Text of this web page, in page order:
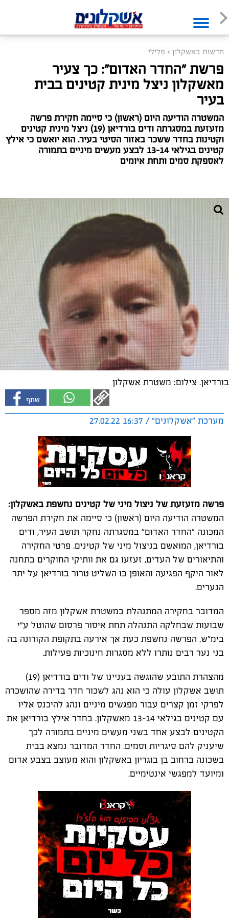
חדשות באשקלון > פלילי
פרשת "החדר האדום": כך צעיר
מאשקלון ניצל מינית קטינים בבית
בעיר
המשטרה הודיעה היום (ראשון) כי סיימה חקירת פרשה
מזעזעת במסגרתה ודים בורדיאן (19) ניצל מינית קטינים
וקטינות בחדר ששכר באזור הסיטי בעיר. הוא יואשם כי אילץ
קטינים בגילאי 13-14 לבצע מעשים מיניים בתמורה
לאספקת סמים ותחת איומים
בורדיאן. צילום: משטרת אשקלון
מערכת "אשקלונים" / 16:37 27.02.22
פרשה מזעזעת של ניצול מיני של קטינים נחשפת באשקלון:
המשטרה הודיעה היום (ראשון) כי סיימה את חקירת הפרשה
המכונה "החדר האדום" במסגרתה נחקר תושב העיר, ודים
בורדיאן, המואשם בניצול מיני של קטינים. פרטי החקירה
והתיאורים של העדים, זעזעו גם את וותיקי החוקרים בתחנה
לאור היקף הפגיעה והאופן בו השליט טרור בורדיאן על יתר
הנערים.
המדובר בחקירה המתנהלת במשטרת אשקלון מזה מספר
שבועות שבחלקה התנהלה תחת איסור פרסום שהוטל ע"י
בימ"ש. הפרשה נחשפת כעת אך אירעה בתקופת הקורונה בה
בני נער רבים נותרו ללא מסגרות חינוכיות פעילות.
מהצהרת התובע שהוגשה בעניינו של ודים בורדיאן (19)
תושב אשקלון עולה כי הוא נהג לשכור חדר בדירה שהושכרה
לפרקי זמן קצרים עבור מפגשים מיניים ונהג להיכנס אליו
עם קטינים בגילאי 13-14 מאשקלון. בחדר אילץ בורדיאן את
הקטינים לבצע אחד בשני מעשים מיניים בתמורה לכך
שיעניק להם סיגריות וסמים. החדר המדובר נמצא בבית
בשכונה ברחוב בן בוגריון באשקלון והוא מעוצב בצבע אדום
ומיועד למפגשי אינטימיים.